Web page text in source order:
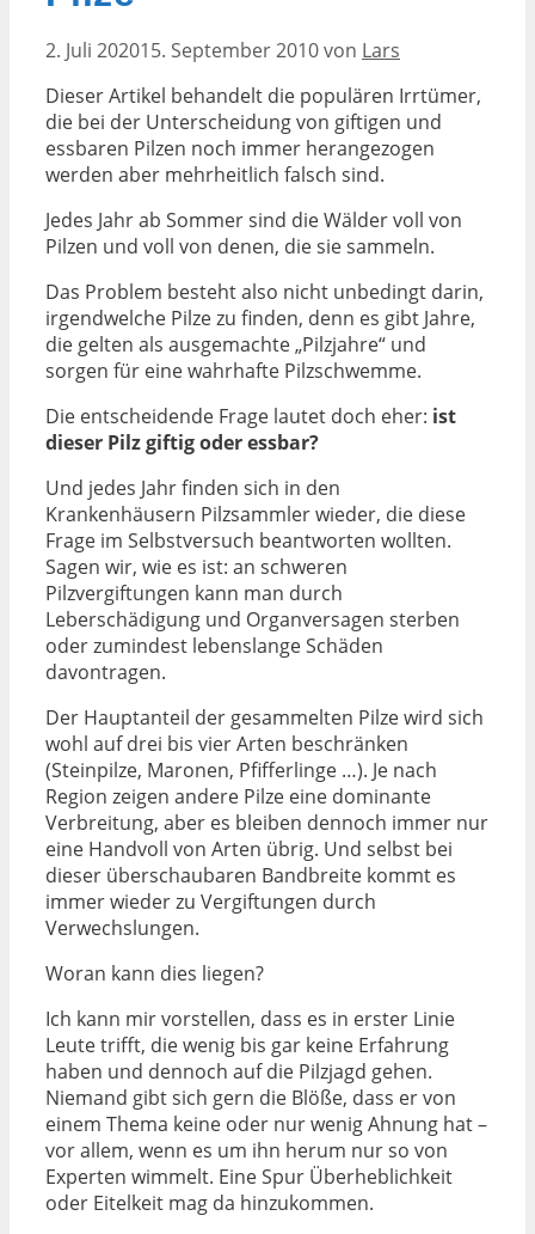
2. Juli 202015. September 2010von Lars
Dieser Artikel behandelt die populären Irrtümer,
die bei der Unterscheidung von giftigen und
essbaren Pilzen noch immer herangezogen
werden aber mehrheitlich falsch sind.
Jedes Jahr ab Sommer sind die Wälder voll von
Pilzen und voll von denen, die sie sammeln.
Das Problem besteht also nicht unbedingt darin,
irgendwelche Pilze zu finden, denn es gibt Jahre,
die gelten als ausgemachte „Pilzjahre“ und
sorgen für eine wahrhafte Pilzschwemme.
Die entscheidende Frage lautet doch eher: ist
dieser Pilz giftig oder essbar?
Und jedes Jahr finden sich in den
Krankenhäusern Pilzsammler wieder, die diese
Frage im Selbstversuch beantworten wollten.
Sagen wir, wie es ist: an schweren
Pilzvergiftungen kann man durch
Leberschädigung und Organversagen sterben
oder zumindest lebenslange Schäden
davontragen.
Der Hauptanteil der gesammelten Pilze wird sich
wohl auf drei bis vier Arten beschränken
(Steinpilze, Maronen, Pfifferlinge …). Je nach
Region zeigen andere Pilze eine dominante
Verbreitung, aber es bleiben dennoch immer nur
eine Handvoll von Arten übrig. Und selbst bei
dieser überschaubaren Bandbreite kommt es
immer wieder zu Vergiftungen durch
Verwechslungen.
Woran kann dies liegen?
Ich kann mir vorstellen, dass es in erster Linie
Leute trifft, die wenig bis gar keine Erfahrung
haben und dennoch auf die Pilzjagd gehen.
Niemand gibt sich gern die Blöße, dass er von
einem Thema keine oder nur wenig Ahnung hat –
vor allem, wenn es um ihn herum nur so von
Experten wimmelt. Eine Spur Überheblichkeit
oder Eitelkeit mag da hinzukommen.